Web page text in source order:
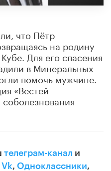
что Пётр
на родину
Для его спасения
в Минеральных
помочь мужчине.
«Вестей
телеграм-канал и
Vk, Одноклассники,